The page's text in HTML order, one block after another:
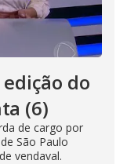
do
(6)
de cargo por
São Paulo
vendaval.